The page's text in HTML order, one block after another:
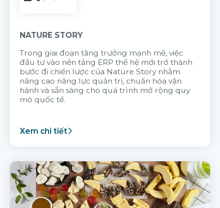
NATURE STORY
Trong giai đoạn tăng trưởng mạnh mẽ, việc
đầu tư vào nền tảng ERP thế hệ mới trở thành
bước đi chiến lược của Nature Story nhằm
nâng cao năng lực quản trị, chuẩn hóa vận
hành và sẵn sàng cho quá trình mở rộng quy
mô quốc tế.
Xem chi tiết